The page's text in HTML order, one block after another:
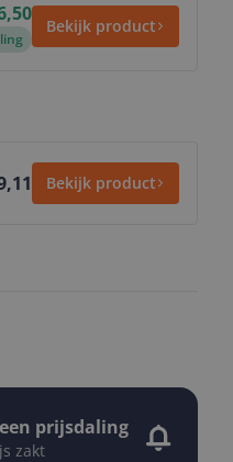
Bekijk product
Bekijk product
prijsdaling
zakt